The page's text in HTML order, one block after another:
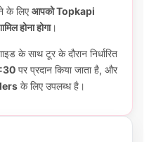
के लिए आपको Topkapi
होना होगा।
के साथ टूर के दौरान निर्धारित
पर प्रदान किया जाता है, और
के लिए उपलब्ध है।